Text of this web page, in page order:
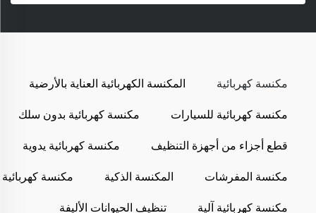
مكنسة كهربائية
المكنسة الكهربائية العناية بالأرضية
مكنسة كهربائية للسيارات
مكنسة كهربائية بدون سلك
قطع أجزاء من أجهزة التنظيف
مكنسة كهربائية يدوية
مكنسة المفرشات
المكنسة الذكية
مكنسة كهربائية
مكنسة كهربائية آلية
تنظيف الحيوانات الأليفة